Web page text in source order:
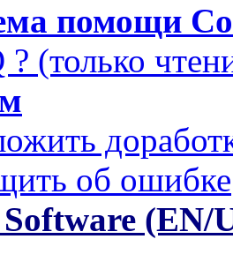
помощи
? (только
об ошибке
(EN/